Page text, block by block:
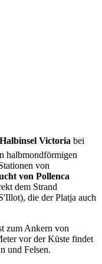
Halbinsel Victoria bei
halbmondförmigen
von
von Pollenca
dem Strand
die der Platja auch
zum Ankern von
vor der Küste findet
und Felsen.